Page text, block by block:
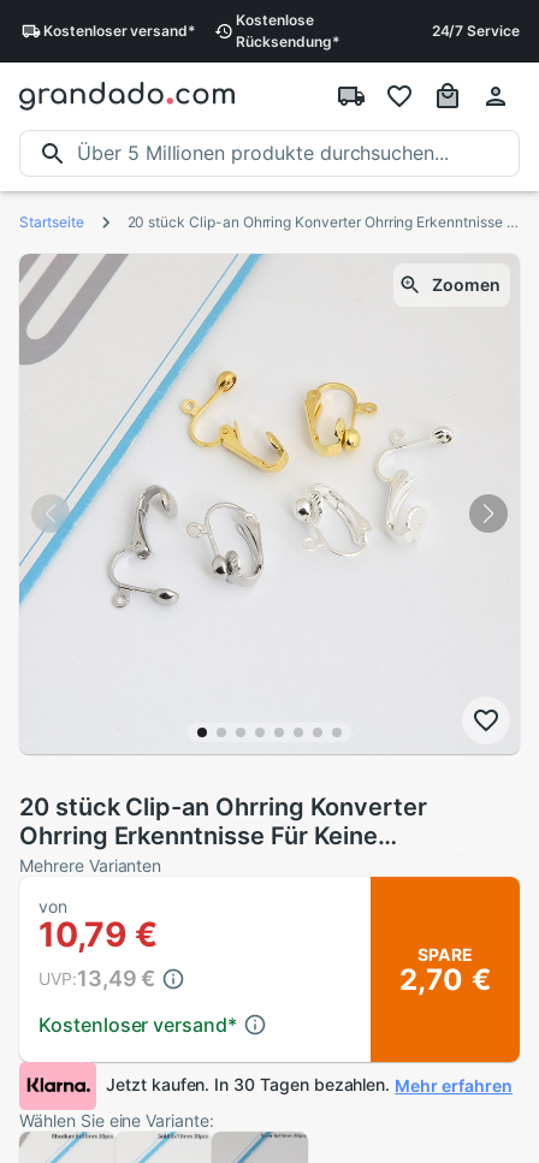
Kostenloserversand*
Kostenlose
Rücksendung*
24/7 Service
Startseite 20 stück Clip-an Ohrring Konverter Ohrring Erkenntnisse Für Keine Durchbohrten Ohren, herstellung ohrring Zubehör Gold und Silber überzogen
Zoomen
20 stück Clip-an Ohrring Konverter
Ohrring Erkenntnisse Für Keine
Durchbohrten Ohren, herstellung ohrring
Mehrere Varianten
von
10,79 €
Kostenloser versand*
UVP:13,49 €
SPARE
2,70 €
Jetzt kaufen. In 30 Tagen bezahlen. Mehr erfahren
Wählen Sie eine Variante: